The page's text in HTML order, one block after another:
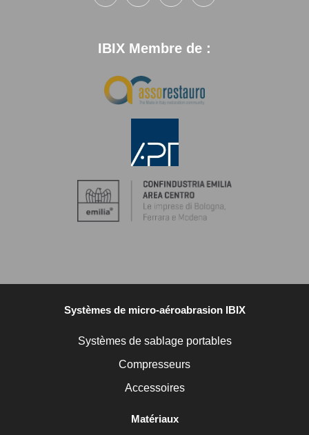
IBIX Membre de :
Systèmes de micro-aéroabrasion IBIX
Systèmes de sablage portables
Compresseurs
Accessoires
Matériaux